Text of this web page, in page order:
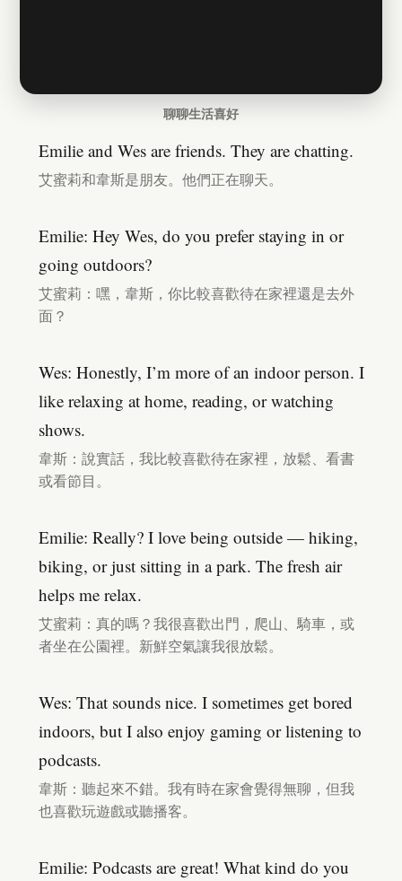
聊聊生活喜好
Emilie and Wes are friends. They are chatting.
艾蜜莉和韋斯是朋友。他們正在聊天。
Emilie: Hey Wes, do you prefer staying in or
going outdoors?
艾蜜莉：嘿，韋斯，你比較喜歡待在家裡還是去外
面？
Wes: Honestly, I’m more of an indoor person. I
like relaxing at home, reading, or watching
shows.
韋斯：說實話，我比較喜歡待在家裡，放鬆、看書
或看節目。
Emilie: Really? I love being outside — hiking,
biking, or just sitting in a park. The fresh air
helps me relax.
艾蜜莉：真的嗎？我很喜歡出門，爬山、騎車，或
者坐在公園裡。新鮮空氣讓我很放鬆。
Wes: That sounds nice. I sometimes get bored
indoors, but I also enjoy gaming or listening to
podcasts.
韋斯：聽起來不錯。我有時在家會覺得無聊，但我
也喜歡玩遊戲或聽播客。
Emilie: Podcasts are great! What kind do you